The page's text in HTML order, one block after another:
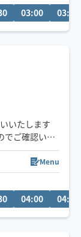
合は事前チ
03:00 03:30
いたします
でご確認いた
Menu
04:00 04:30